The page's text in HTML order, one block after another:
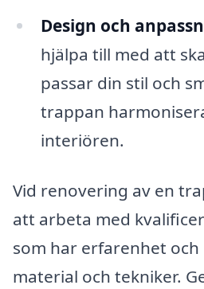
Design och
hjälpa till med att
passar din stil och
trappan
interiören.
Vid renovering av en
att arbeta med
som har erfarenhet och
material och tekniker.